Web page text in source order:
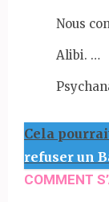
Nous
Alibi. …
Cela
refuser un
COMMENT